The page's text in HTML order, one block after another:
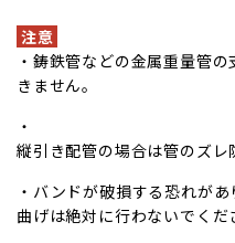
注意
・鋳鉄管などの金属重量管
きません。
・
縦引き配管の場合は管のズレ
・バンドが破損する恐れが
曲げは絶対に行わないでくだ